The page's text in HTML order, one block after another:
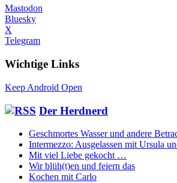
Mastodon
Bluesky
X
Telegram
Wichtige Links
Keep Android Open
Der Herdnerd
Geschmortes Wasser und andere
Intermezzo: Ausgelassen mit Ursula
Mit viel Liebe gekocht …
Wir blüh(t)en und feiern das
Kochen mit Carlo